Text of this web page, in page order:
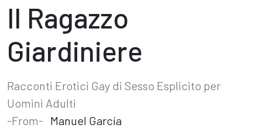
Il Ragazzo
Giardiniere
Racconti Erotici Gay di Sesso Esplicito per
Uomini Adulti
-From- Manuel García